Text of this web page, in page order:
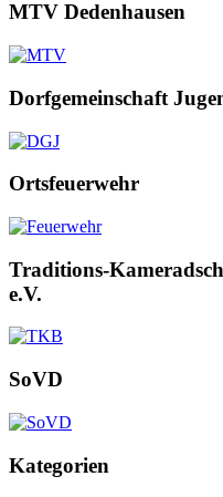
MTV Dedenhausen
Dorfgemeinschaft
Ortsfeuerwehr
Traditions-
e.V.
SoVD
Kategorien